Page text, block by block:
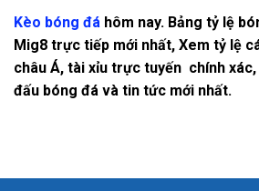
Kèo bóng đá hôm nay. Bảng tỷ lệ
Mig8 trực tiếp mới nhất, Xem tỷ lệ
châu Á, tài xỉu trực tuyến chính
đấu bóng đá và tin tức mới nhất.